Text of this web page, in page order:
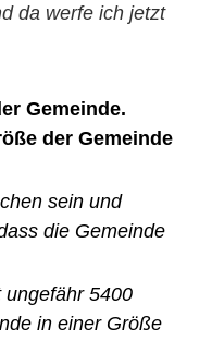
da werfe ich jetzt
Gemeinde.
der Gemeinde
sein und
die Gemeinde
5400
in einer Größe